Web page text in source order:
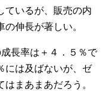
ているが、販売の内
伸長が著しい。
長率は＋４．５％で
には及ばないが、ゼ
まあまあだろう。